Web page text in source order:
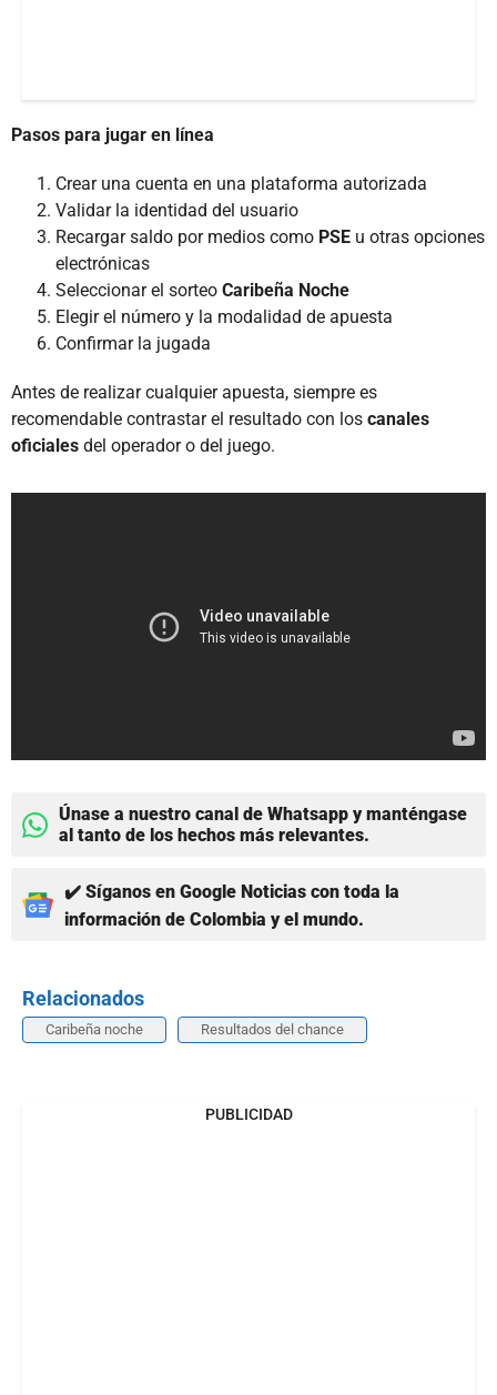
Pasos para jugar en línea
Crear una cuenta en una plataforma autorizada
Validar la identidad del usuario
Recargar saldo por medios como PSE u otras opciones
electrónicas
Seleccionar el sorteo Caribeña Noche
Elegir el número y la modalidad de apuesta
Confirmar la jugada
Antes de realizar cualquier apuesta, siempre es
recomendable contrastar el resultado con los canales
oficiales del operador o del juego.
Únase a nuestro canal de Whatsapp y manténgase
al tanto de los hechos más relevantes.
✔️ Síganos en Google Noticias con toda la
información de Colombia y el mundo.
Relacionados
Caribeña noche Resultados del chance
PUBLICIDAD